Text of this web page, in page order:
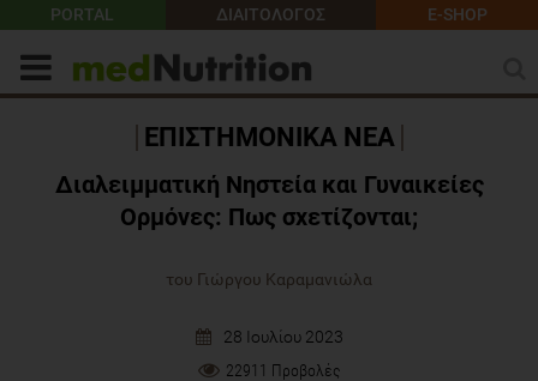
PORTAL ΔΙΑΙΤΟΛΟΓΟΣ E-SHOP
ΕΠΙΣΤΗΜΟΝΙΚΑ ΝΕΑ
Διαλειμματική Νηστεία και Γυναικείες
Ορμόνες: Πως σχετίζονται;
του Γιώργου Καραμανιώλα
28 Ιουλίου 2023
22911 Προβολές